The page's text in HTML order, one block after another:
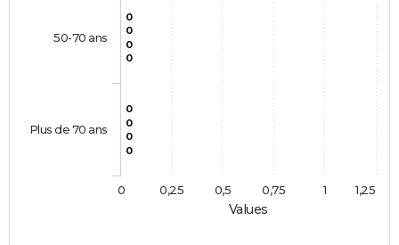
Values
0
0
0
0
0
0
0
0
50-70 ans
Plus de 70 ans
0 1
0,25 0,5 0,75 1,25